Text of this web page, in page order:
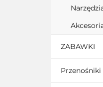
ZABAWKI